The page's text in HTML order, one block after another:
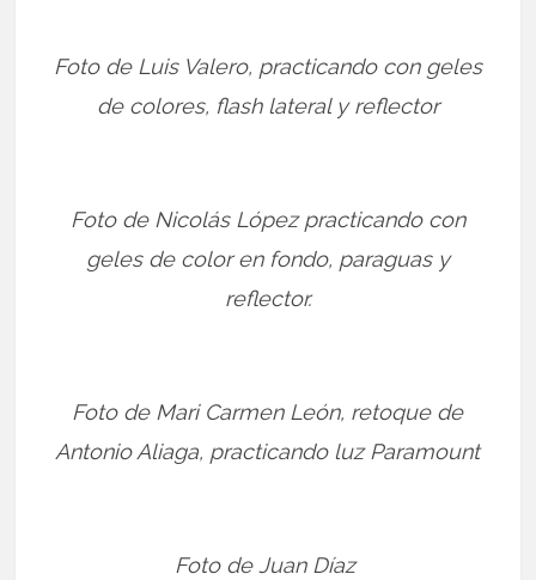
Foto de Luis Valero, practicando con geles
de colores, flash lateral y reflector
Foto de Nicolás López practicando con
geles de color en fondo, paraguas y
reflector.
Foto de Mari Carmen León, retoque de
Antonio Aliaga, practicando luz Paramount
Foto de Juan Díaz